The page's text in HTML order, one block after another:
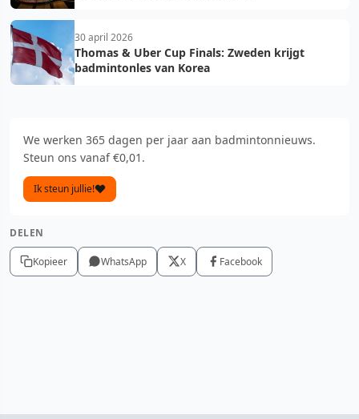
30 april 2026
Thomas & Uber Cup Finals: Zweden krijgt
badmintonles van Korea
We werken 365 dagen per jaar aan badmintonnieuws.
Steun ons vanaf €0,01.
Ik steun jullie!
DELEN
Kopieer WhatsApp X Facebook